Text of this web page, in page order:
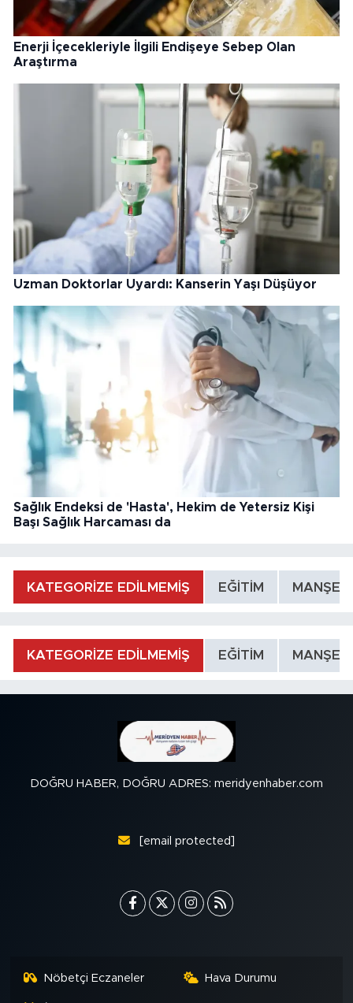
Enerji İçecekleriyle İlgili Endişeye Sebep Olan
Araştırma
Uzman Doktorlar Uyardı: Kanserin Yaşı Düşüyor
Sağlık Endeksi de 'Hasta', Hekim de Yetersiz Kişi
Başı Sağlık Harcaması da
KATEGORİZE EDİLMEMİŞ EĞİTİM MANŞET
KATEGORİZE EDİLMEMİŞ EĞİTİM MANŞET
DOĞRU HABER, DOĞRU ADRES: meridyenhaber.com
[email protected]
Nöbetçi Eczaneler Hava Durumu